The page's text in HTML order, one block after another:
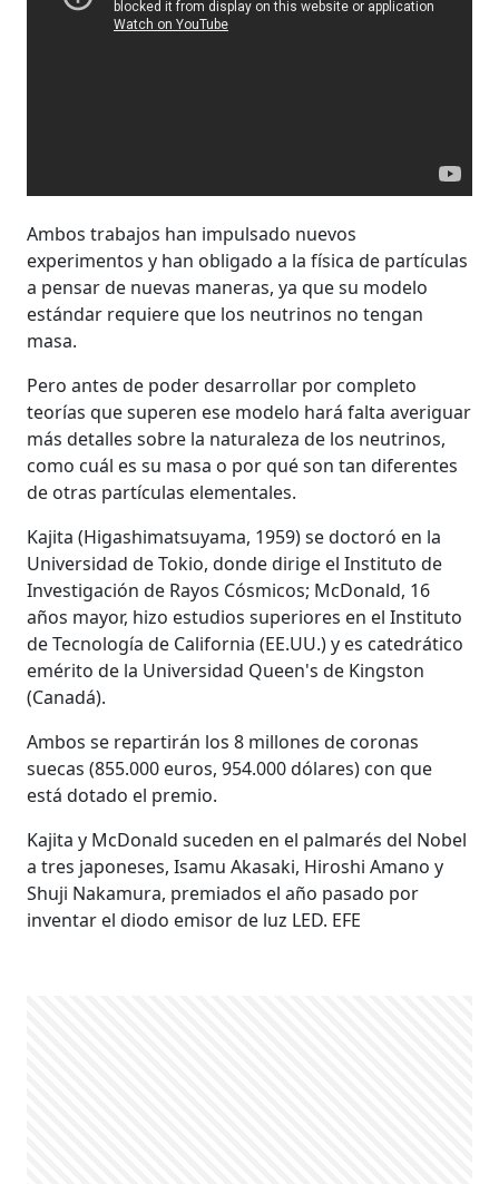
Ambos trabajos han impulsado nuevos
experimentos y han obligado a la física de partículas
a pensar de nuevas maneras, ya que su modelo
estándar requiere que los neutrinos no tengan
masa.
Pero antes de poder desarrollar por completo
teorías que superen ese modelo hará falta averiguar
más detalles sobre la naturaleza de los neutrinos,
como cuál es su masa o por qué son tan diferentes
de otras partículas elementales.
Kajita (Higashimatsuyama, 1959) se doctoró en la
Universidad de Tokio, donde dirige el Instituto de
Investigación de Rayos Cósmicos; McDonald, 16
años mayor, hizo estudios superiores en el Instituto
de Tecnología de California (EE.UU.) y es catedrático
emérito de la Universidad Queen's de Kingston
(Canadá).
Ambos se repartirán los 8 millones de coronas
suecas (855.000 euros, 954.000 dólares) con que
está dotado el premio.
Kajita y McDonald suceden en el palmarés del Nobel
a tres japoneses, Isamu Akasaki, Hiroshi Amano y
Shuji Nakamura, premiados el año pasado por
inventar el diodo emisor de luz LED. EFE